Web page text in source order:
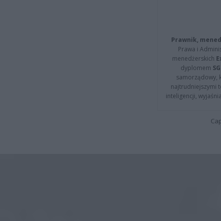
Prawnik,
Prawa i
menedżerskich
dyplomem
samorządowy,
najtrudniejszymi
inteligencji,